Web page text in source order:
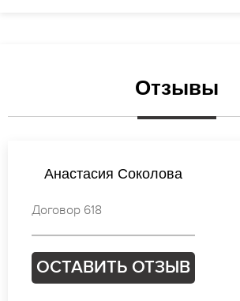
Отзывы
Татьяна Иванова
Договор 695
ОСТАВИТЬ ОТЗЫВ